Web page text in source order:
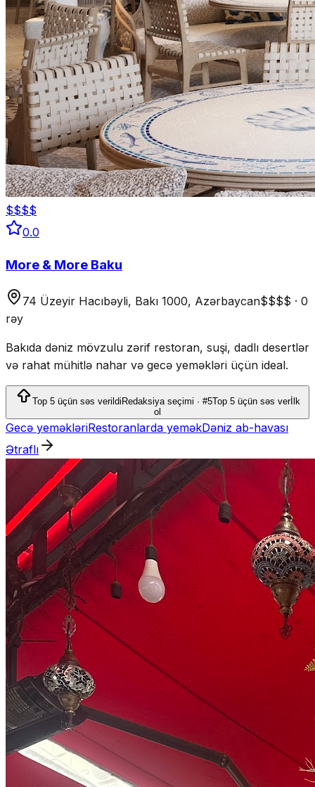
$$$$
0.0
More & More Baku
74 Üzeyir Hacıbəyli, Bakı 1000, Azərbaycan$$$$ · 0
rəy
Bakıda dəniz mövzulu zərif restoran, suşi, dadlı desertlər
və rahat mühitlə nahar və gecə yeməkləri üçün ideal.
Top 5 üçün səs verildiRedaksiya seçimi · #5Top 5 üçün səs verİlk
ol
Gecə yeməkləriRestoranlarda yeməkDəniz ab-havası
Ətraflı